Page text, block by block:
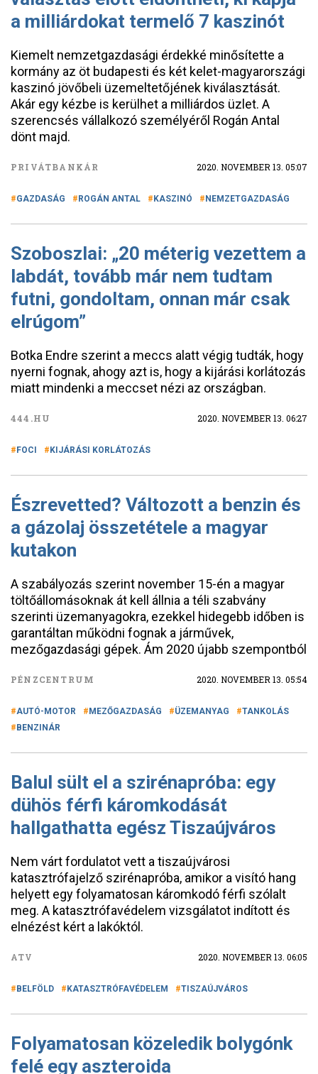
a milliárdokat termelő 7 kaszinót
Kiemelt nemzetgazdasági érdekké minősítette a
kormány az öt budapesti és két kelet-magyarországi
kaszinó jövőbeli üzemeltetőjének kiválasztását.
Akár egy kézbe is kerülhet a milliárdos üzlet. A
szerencsés vállalkozó személyéről Rogán Antal
dönt majd.
PRIVÁTBANKÁR 2020. NOVEMBER 13. 05:07
GAZDASÁG ROGÁN ANTAL KASZINÓ NEMZETGAZDASÁG
Szoboszlai: „20 méterig vezettem a
labdát, tovább már nem tudtam
futni, gondoltam, onnan már csak
elrúgom”
Botka Endre szerint a meccs alatt végig tudták, hogy
nyerni fognak, ahogy azt is, hogy a kijárási korlátozás
miatt mindenki a meccset nézi az országban.
444.HU 2020. NOVEMBER 13. 06:27
FOCI KIJÁRÁSI KORLÁTOZÁS
Észrevetted? Változott a benzin és
a gázolaj összetétele a magyar
kutakon
A szabályozás szerint november 15-én a magyar
töltőállomásoknak át kell állnia a téli szabvány
szerinti üzemanyagokra, ezekkel hidegebb időben is
garantáltan működni fognak a járművek,
mezőgazdasági gépek. Ám 2020 újabb szempontból
PÉNZCENTRUM 2020. NOVEMBER 13. 05:54
AUTÓ-MOTOR MEZŐGAZDASÁG ÜZEMANYAG
TANKOLÁS
BENZINÁR
Balul sült el a szirénapróba: egy
dühös férfi káromkodását
hallgathatta egész Tiszaújváros
Nem várt fordulatot vett a tiszaújvárosi
katasztrófajelző szirénapróba, amikor a visító hang
helyett egy folyamatosan káromkodó férfi szólalt
meg. A katasztrófavédelem vizsgálatot indított és
elnézést kért a lakóktól.
ATV 2020. NOVEMBER 13. 06:05
BELFÖLD KATASZTRÓFAVÉDELEM TISZAÚJVÁROS
Folyamatosan közeledik bolygónk
felé egy aszteroida